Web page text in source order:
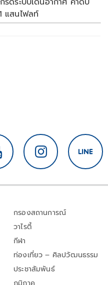
แสนไฟลท์
กรองสถานการณ์
วาไรตี้
กีฬา
ท่องเที่ยว – ศิลปวัฒนธรรม
ประชาสัมพันธ์